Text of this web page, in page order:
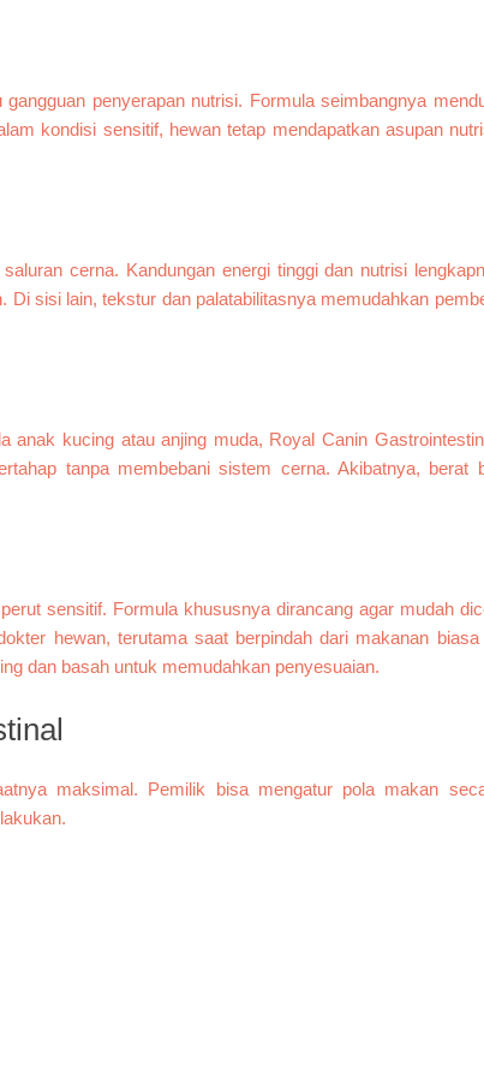
penyerapan nutrisi. Formula seimbangnya
kondisi sensitif, hewan tetap mendapatkan asupan
cerna. Kandungan energi tinggi dan nutrisi
sisi lain, tekstur dan palatabilitasnya memudahkan
anak kucing atau anjing muda, Royal Canin
tanpa membebani sistem cerna. Akibatnya, berat
sensitif. Formula khususnya dirancang agar mudah
hewan, terutama saat berpindah dari makanan
dan basah untuk memudahkan penyesuaian.
maksimal. Pemilik bisa mengatur pola makan